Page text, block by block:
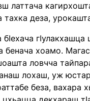
латтача
тахка деза,
бенача хоамо.
ловчча
лохаш, уж
беза, вахара